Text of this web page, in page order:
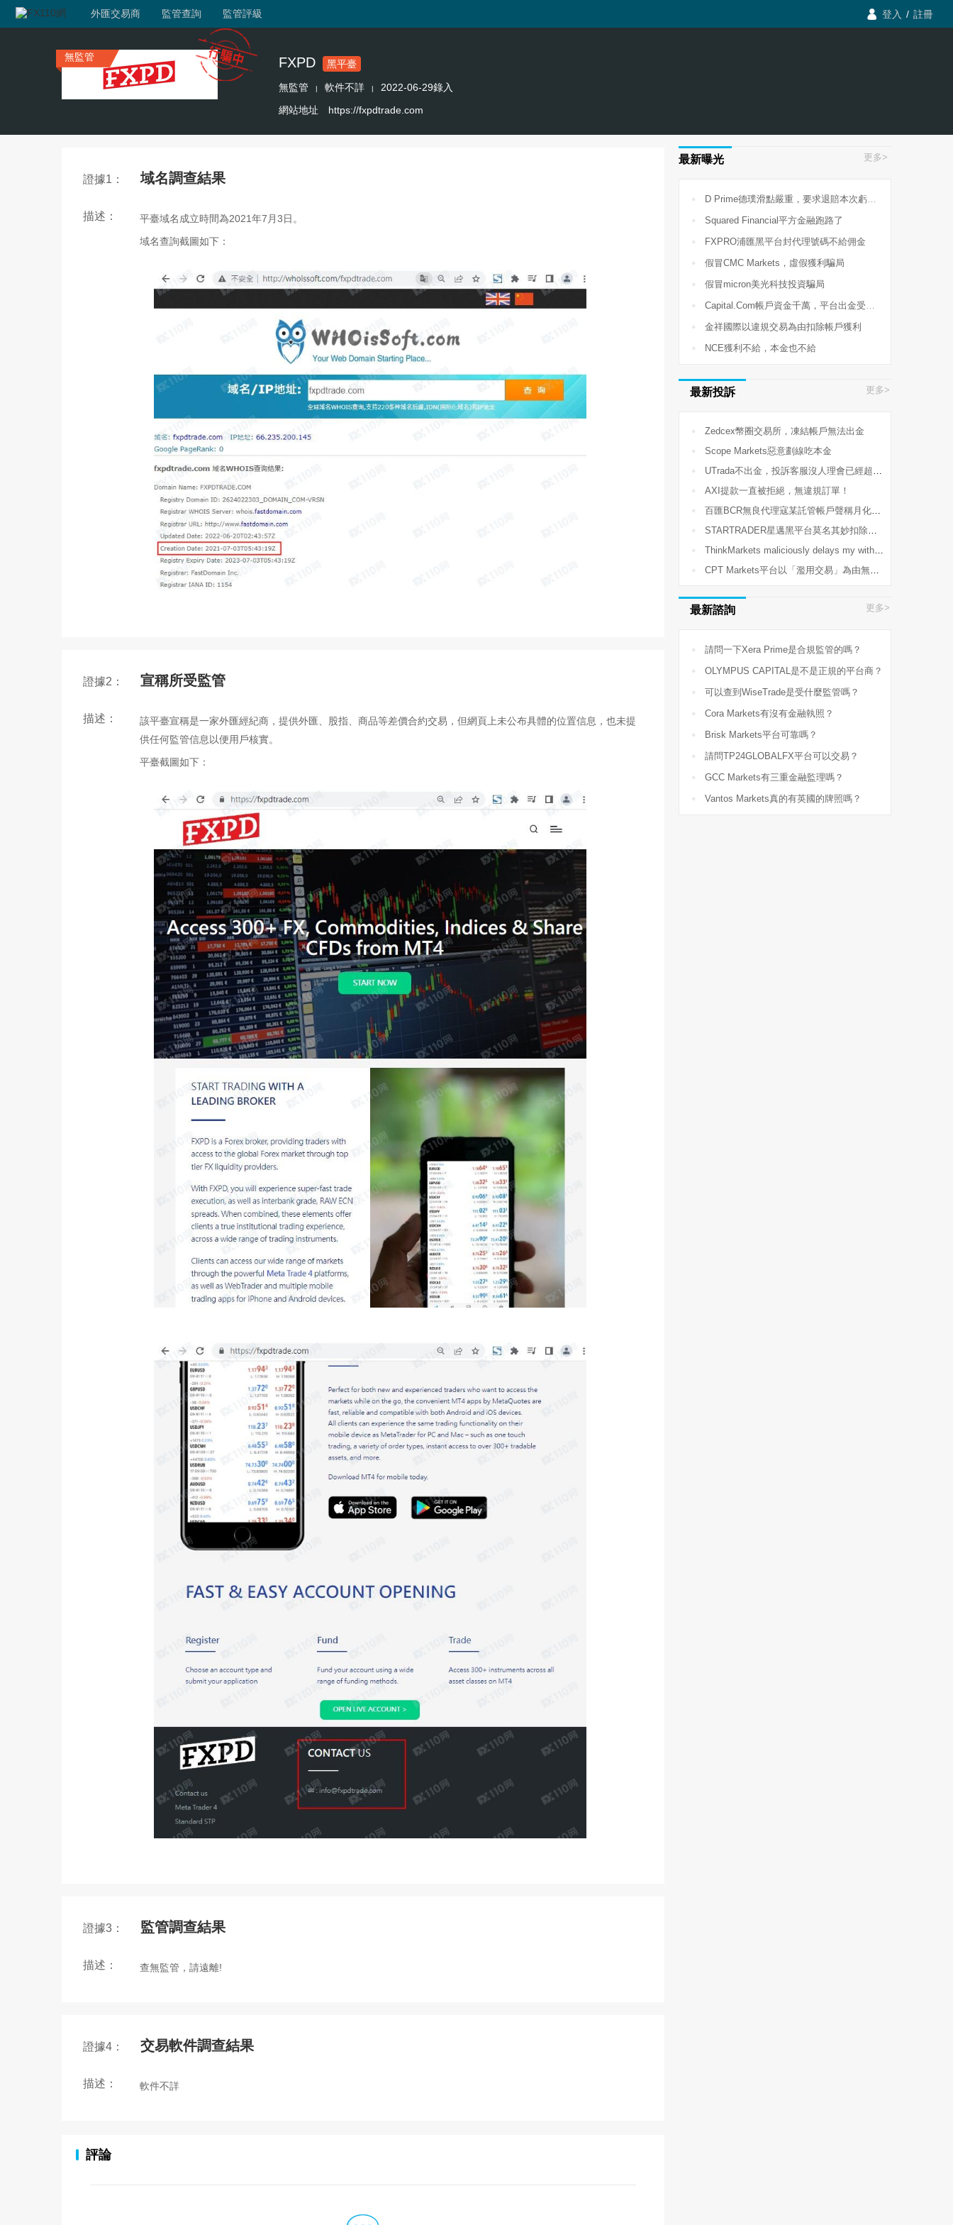
外匯交易商 監管查詢 監管評級  登入 / 註冊
無監管 FXPD 黑平臺
無監管 | 軟件不詳 |
2022-06-29錄入
網站地址
https://fxpdtrade.com
證據1： 域名調查結果
描述：
平臺域名成立時間為2021年7月3日。
域名查詢截圖如下：
證據2： 宣稱所受監管
描述： 該平臺宣稱是一家外匯經紀商，提供外匯、股指、商品等差價合約交易 ，但網頁上未公布具體的位置信息，也未提
供任何監管信息以便用戶核實。
平臺截圖如下：
證據3： 監管調查結果
描述： 查無監管，請遠離!
證據4： 交易軟件調查結果
描述： 軟件不詳
最新曝光 更多>
D Prime德璞滑點嚴重，要求退賠本次虧損710USD
Squared Financial平方金融跑路了
FXPRO浦匯黑平台封代理號碼不給佣金
假冒CMC Markets，虛假獲利騙局
假冒micron美光科技投資騙局
Capital.Com帳戶資金千萬，平台出金受阻，包庇違規客戶經理
金祥國際以違規交易為由扣除帳戶獲利
NCE獲利不給，本金也不給
最新投訴 更多>
Zedcex幣圈交易所，凍結帳戶無法出金
Scope Markets惡意劃線吃本金
UTrada不出金，投訴客服沒人理會已經超過2個星期了
AXI提款一直被拒絕，無違規訂單！
百匯BCR無良代理寇某託管帳戶聲稱月化30%，導致爆倉58300美金
STARTRADER星邁黑平台莫名其妙扣除我的帳戶獲利
ThinkMarkets maliciously delays my withdrawal!
CPT Markets平台以「濫用交易」為由無故凍結帳戶、非法扣除交易獲利
最新諮詢 更多>
請問一下Xera Prime是合規監管的嗎？
OLYMPUS CAPITAL是不是正規的平台商？
可以查到WiseTrade是受什麼監管嗎？
Cora Markets有沒有金融執照？
Brisk Markets平台可靠嗎？
請問TP24GLOBALFX平台可以交易？
GCC Markets有三重金融監理嗎？
Vantos Markets真的有英國的牌照嗎？
評論